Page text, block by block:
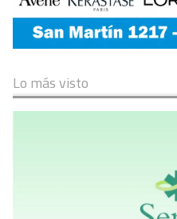
Lo más visto